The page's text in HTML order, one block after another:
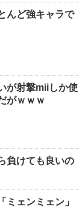
んど強キャラで
が射撃miiしか使
がｗｗｗ
負けても良いの
ミェンミェン」